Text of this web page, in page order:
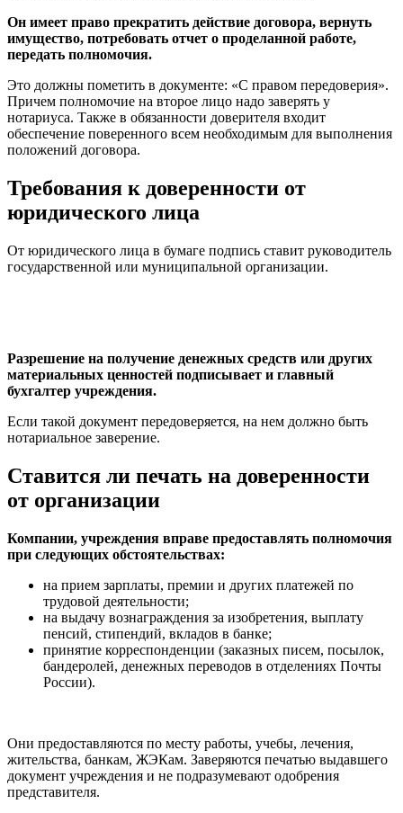
Он имеет право прекратить действие договора, вернуть
имущество, потребовать отчет о проделанной работе,
передать полномочия.
Это должны пометить в документе: «С правом передоверия».
Причем полномочие на второе лицо надо заверять у
нотариуса. Также в обязанности доверителя входит
обеспечение поверенного всем необходимым для выполнения
положений договора.
Требования к доверенности от
юридического лица
От юридического лица в бумаге подпись ставит руководитель
государственной или муниципальной организации.
Разрешение на получение денежных средств или других
материальных ценностей подписывает и главный
бухгалтер учреждения.
Если такой документ передоверяется, на нем должно быть
нотариальное заверение.
Ставится ли печать на доверенности
от организации
Компании, учреждения вправе предоставлять полномочия
при следующих обстоятельствах:
на прием зарплаты, премии и других платежей по
трудовой деятельности;
на выдачу вознаграждения за изобретения, выплату
пенсий, стипендий, вкладов в банке;
принятие корреспонденции (заказных писем, посылок,
бандеролей, денежных переводов в отделениях Почты
России).
Они предоставляются по месту работы, учебы, лечения,
жительства, банкам, ЖЭКам. Заверяются печатью выдавшего
документ учреждения и не подразумевают одобрения
представителя.